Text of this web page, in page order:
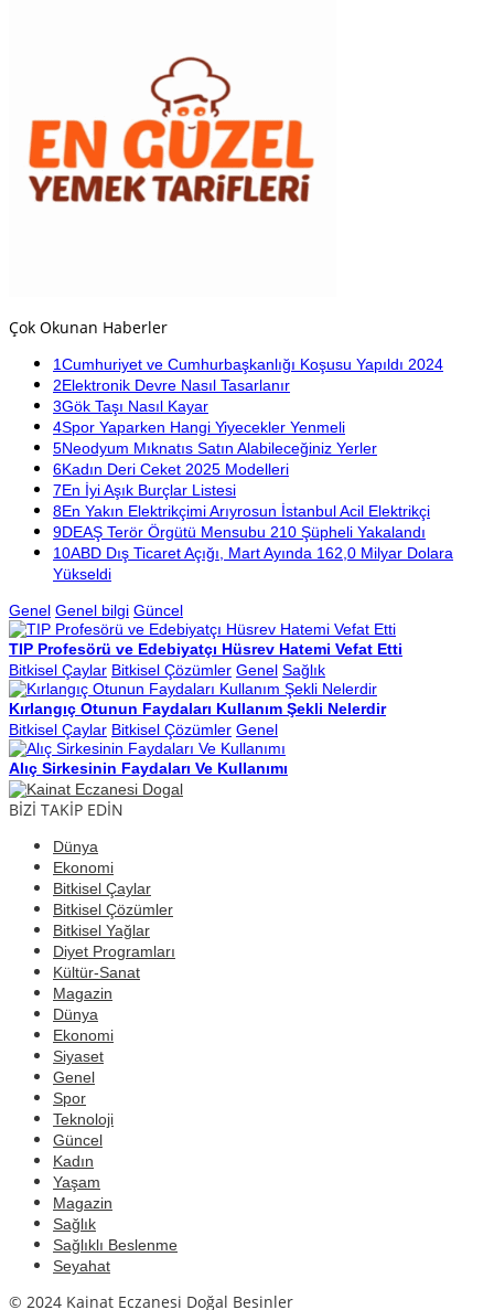
Çok Okunan Haberler
1Cumhuriyet ve Cumhurbaşkanlığı Koşusu Yapıldı 2024
2Elektronik Devre Nasıl Tasarlanır
3Gök Taşı Nasıl Kayar
4Spor Yaparken Hangi Yiyecekler Yenmeli
5Neodyum Mıknatıs Satın Alabileceğiniz Yerler
6Kadın Deri Ceket 2025 Modelleri
7En İyi Aşık Burçlar Listesi
8En Yakın Elektrikçimi Arıyrosun İstanbul Acil Elektrikçi
9DEAŞ Terör Örgütü Mensubu 210 Şüpheli Yakalandı
10ABD Dış Ticaret Açığı, Mart Ayında 162,0 Milyar Dolara
Yükseldi
Genel Genel bilgi Güncel
TIP Profesörü ve Edebiyatçı Hüsrev Hatemi Vefat Etti
Bitkisel Çaylar Bitkisel Çözümler Genel Sağlık
Kırlangıç Otunun Faydaları Kullanım Şekli Nelerdir
Bitkisel Çaylar Bitkisel Çözümler Genel
Alıç Sirkesinin Faydaları Ve Kullanımı
BİZİ TAKİP EDİN
Dünya
Ekonomi
Bitkisel Çaylar
Bitkisel Çözümler
Bitkisel Yağlar
Diyet Programları
Kültür-Sanat
Magazin
Dünya
Ekonomi
Siyaset
Genel
Spor
Teknoloji
Güncel
Kadın
Yaşam
Magazin
Sağlık
Sağlıklı Beslenme
Seyahat
© 2024 Kainat Eczanesi Doğal Besinler